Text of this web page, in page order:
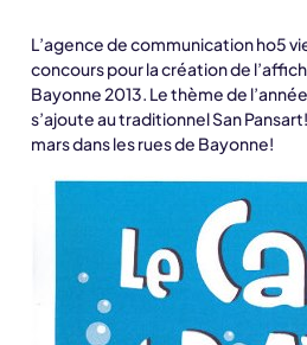
L’agence de communication ho5
concours pour la création de
Bayonne 2013. Le thème de
s’ajoute au traditionnel San
mars dans les rues de Bayonne!